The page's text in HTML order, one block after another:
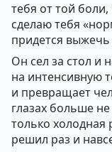
тебя от той
сделаю тебя
придется
Он сел за стол и
на интенсивную
и превращает
глазах больше
только
решил раз и